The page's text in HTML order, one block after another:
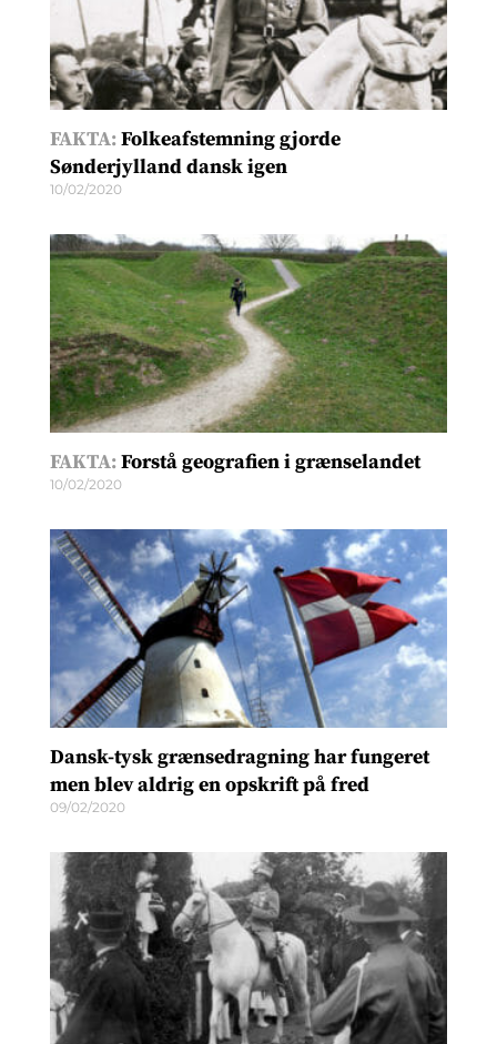
FAKTA:Folkeafstemning gjorde
Sønderjylland dansk igen
10/02/2020
FAKTA:Forstå geografien i grænselandet
10/02/2020
Dansk-tysk grænsedragning har fungeret
men blev aldrig en opskrift på fred
09/02/2020